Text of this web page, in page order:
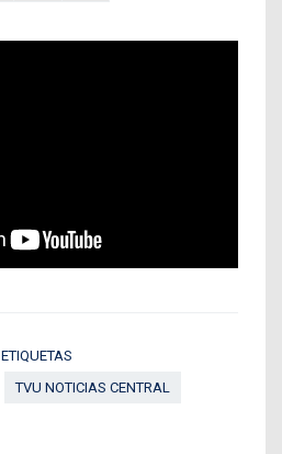
ETIQUETAS
TVU NOTICIAS CENTRAL